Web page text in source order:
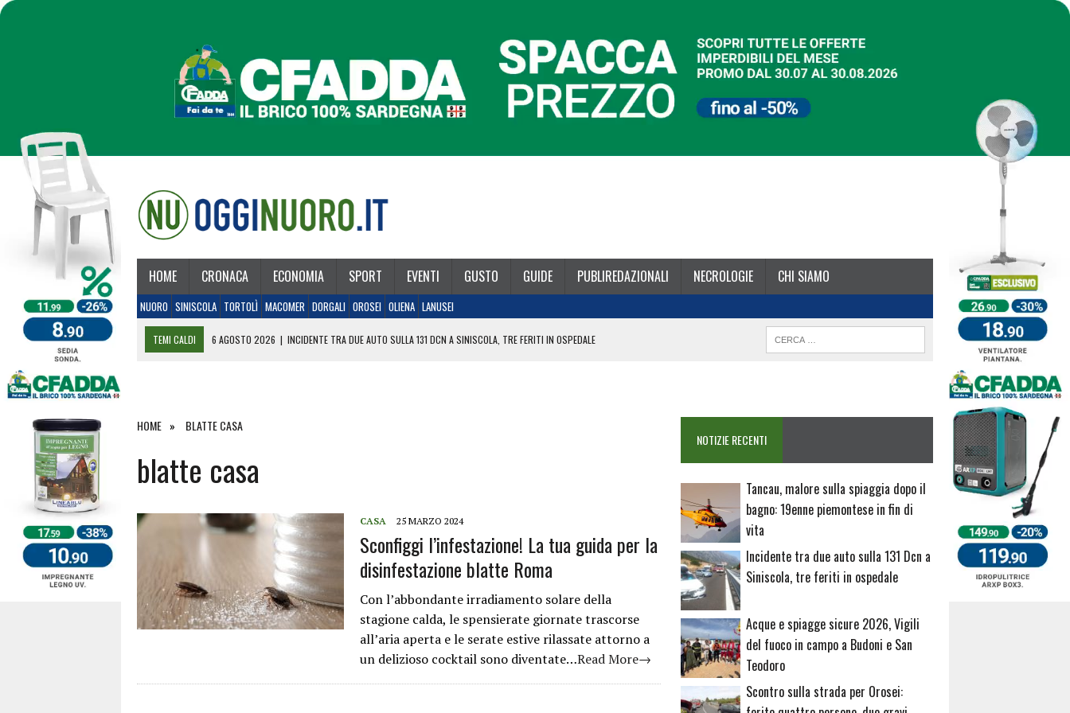
HOME CRONACA ECONOMIA SPORT EVENTI GUSTO GUIDE PUBLIREDAZIONALI NECROLOGIE CHI SIAMO
NUORO SINISCOLA TORTOLÌ MACOMER DORGALI OROSEI OLIENA LANUSEI
TEMI CALDI 6 AGOSTO 2026 | INCIDENTE TRA DUE AUTO SULLA 131 DCN A SINISCOLA, TRE FERITI IN OSPEDALE
27 LUGLIO 2026 | OMICIDIO A BARI SARDO, ECCO COME È STATO UCCISO SIMONE CONCAS
HOME BLATTE CASA
blatte casa
CASA 25 MARZO 2024
Sconfiggi l’infestazione! La tua guida per la
disinfestazione blatte Roma
Con l’abbondante irradiamento solare della
stagione calda, le spensierate giornate trascorse
all’aria aperta e le serate estive rilassate attorno a
un delizioso cocktail sono diventate…Read More→
NOTIZIE RECENTI
Tancau, malore sulla spiaggia dopo il
bagno: 19enne piemontese in fin di
vita
Incidente tra due auto sulla 131 Dcn a
Siniscola, tre feriti in ospedale
Acque e spiagge sicure 2026, Vigili
del fuoco in campo a Budoni e San
Teodoro
Scontro sulla strada per Orosei: